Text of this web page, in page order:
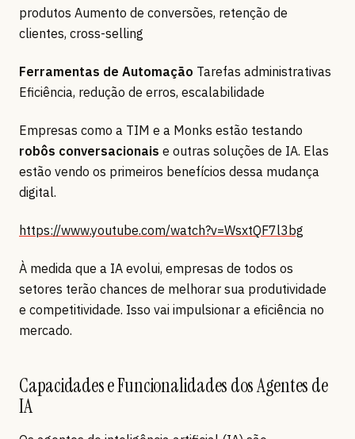
produtos Aumento de conversões, retenção de
clientes, cross-selling
Ferramentas de Automação Tarefas administrativas
Eficiência, redução de erros, escalabilidade
Empresas como a TIM e a Monks estão testando
robôs conversacionais e outras soluções de IA. Elas
estão vendo os primeiros benefícios dessa mudança
digital.
https://www.youtube.com/watch?v=WsxtQF7l3bg
À medida que a IA evolui, empresas de todos os
setores terão chances de melhorar sua produtividade
e competitividade. Isso vai impulsionar a eficiência no
mercado.
Capacidades e Funcionalidades dos Agentes de
IA